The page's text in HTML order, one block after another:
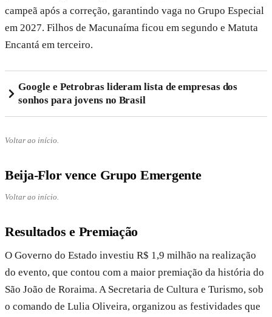
campeã após a correção, garantindo vaga no Grupo Especial
em 2027. Filhos de Macunaíma ficou em segundo e Matuta
Encantá em terceiro.
Google e Petrobras lideram lista de empresas dos
sonhos para jovens no Brasil
Voltar ao início.
Beija-Flor vence Grupo Emergente
Voltar ao início.
Resultados e Premiação
O Governo do Estado investiu R$ 1,9 milhão na realização
do evento, que contou com a maior premiação da história do
São João de Roraima. A Secretaria de Cultura e Turismo, sob
o comando de Lulia Oliveira, organizou as festividades que